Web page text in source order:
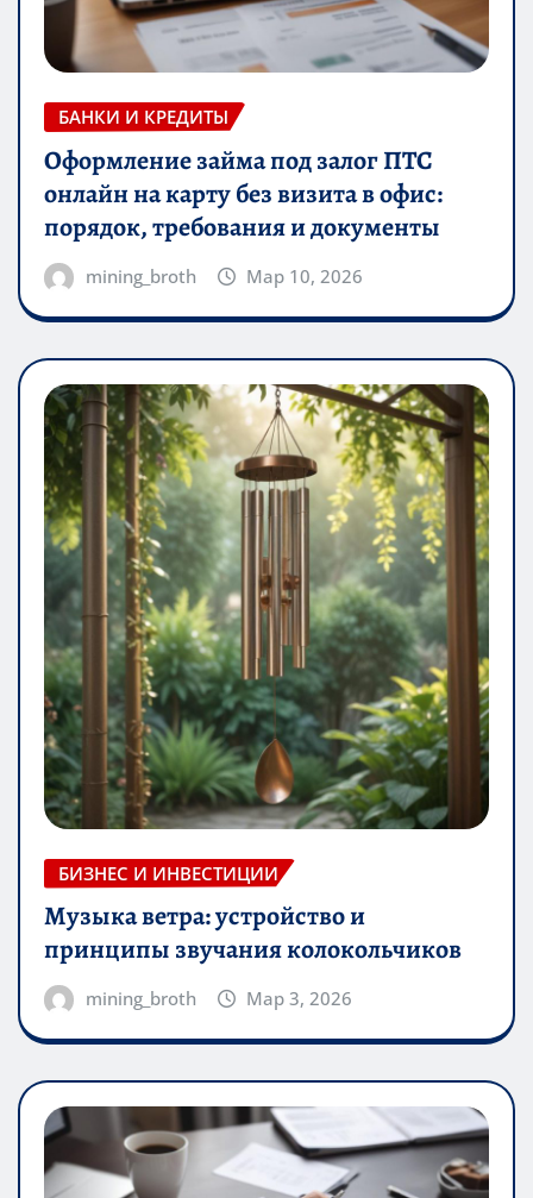
БАНКИ И КРЕДИТЫ
Оформление займа под залог ПТС
онлайн на карту без визита в офис:
порядок, требования и документы
mining_broth Мар 10, 2026
БИЗНЕС И ИНВЕСТИЦИИ
Музыка ветра: устройство и
принципы звучания колокольчиков
mining_broth Мар 3, 2026